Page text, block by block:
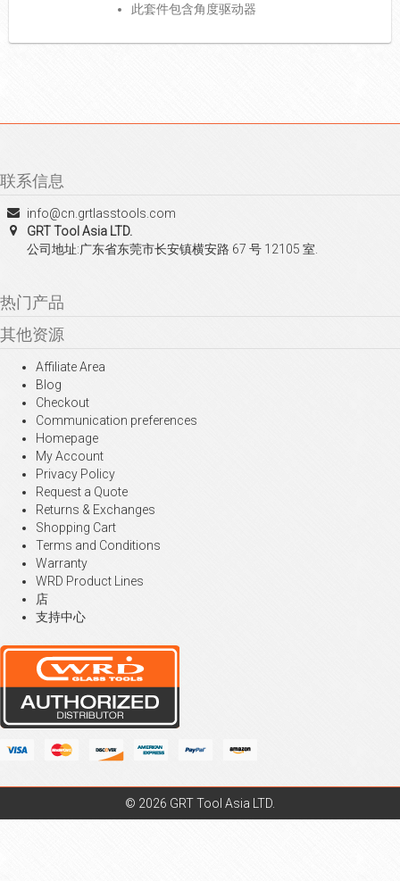
此套件包含角度驱动器
联系信息
info@cn.grtlasstools.com
GRT Tool Asia LTD.
公司地址:广东省东莞市长安镇横安路 67 号 12105 室.
热门产品
其他资源
Affiliate Area
Blog
Checkout
Communication preferences
Homepage
My Account
Privacy Policy
Request a Quote
Returns & Exchanges
Shopping Cart
Terms and Conditions
Warranty
WRD Product Lines
店
支持中心
© 2026 GRT Tool Asia LTD.